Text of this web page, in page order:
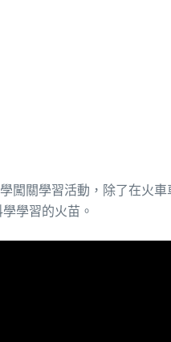
闖關學習活動，除了在火
學習的火苗。